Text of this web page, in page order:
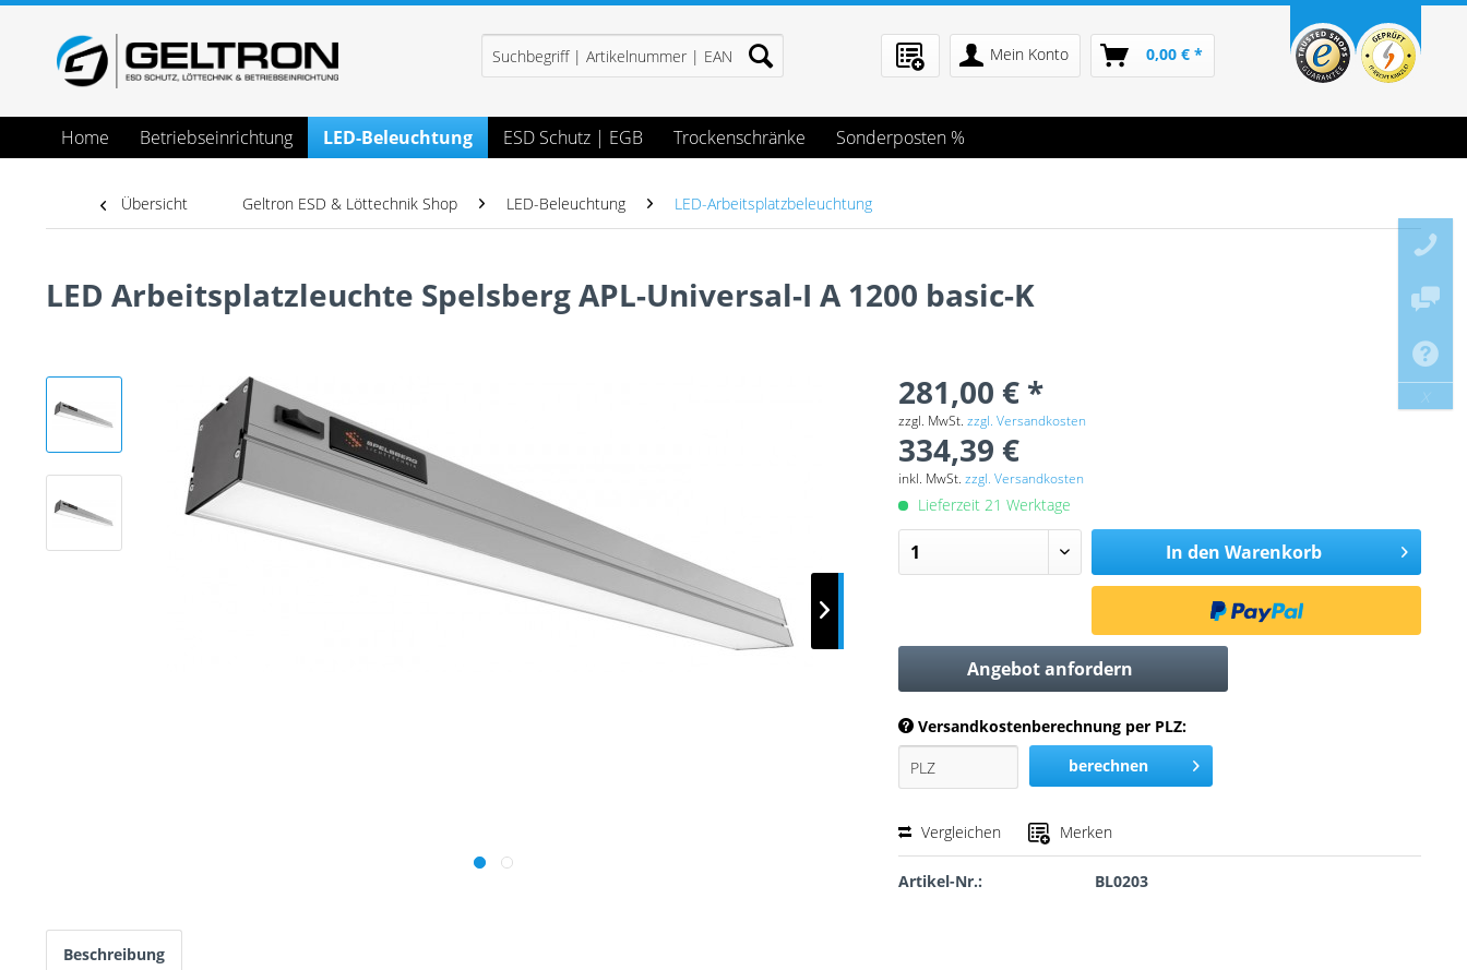
Mein Konto 0,00 € *
Home Betriebseinrichtung LED-Beleuchtung ESD Schutz | EGB Trockenschränke Sonderposten %
Übersicht Geltron ESD & Löttechnik Shop LED-Beleuchtung LED-Arbeitsplatzbeleuchtung
LED Arbeitsplatzleuchte Spelsberg APL-Universal-I A 1200 basic-K
281,00 € *
zzgl. MwSt.zzgl. Versandkosten
334,39 €
inkl. MwSt.zzgl. Versandkosten
Lieferzeit 21 Werktage
In den Warenkorb
Angebot anfordern
Versandkostenberechnung per PLZ:
berechnen
Vergleichen Merken
Artikel-Nr.: BL0203
Beschreibung
x